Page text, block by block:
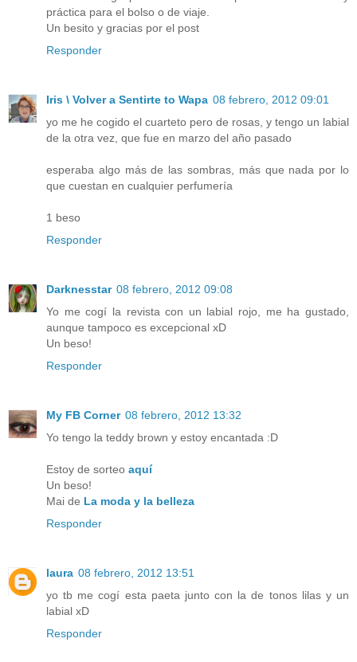
práctica para el bolso o de viaje.
Un besito y gracias por el post
Responder
Iris \ Volver a Sentirte to Wapa 08 febrero, 2012 09:01
yo me he cogido el cuarteto pero de rosas, y tengo un labial
de la otra vez, que fue en marzo del año pasado
esperaba algo más de las sombras, más que nada por lo
que cuestan en cualquier perfumería
1 beso
Responder
Darknesstar 08 febrero, 2012 09:08
Yo me cogí la revista con un labial rojo, me ha gustado,
aunque tampoco es excepcional xD
Un beso!
Responder
My FB Corner 08 febrero, 2012 13:32
Yo tengo la teddy brown y estoy encantada :D
Estoy de sorteo aquí
Un beso!
Mai de La moda y la belleza
Responder
laura 08 febrero, 2012 13:51
yo tb me cogí esta paeta junto con la de tonos lilas y un
labial xD
Responder